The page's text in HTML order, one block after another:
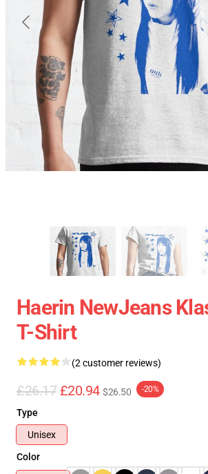
Haerin NewJeans
T-Shirt
(2 customer reviews)
£26.17 £20.94 $26.50 -20%
Type
Unisex
Color